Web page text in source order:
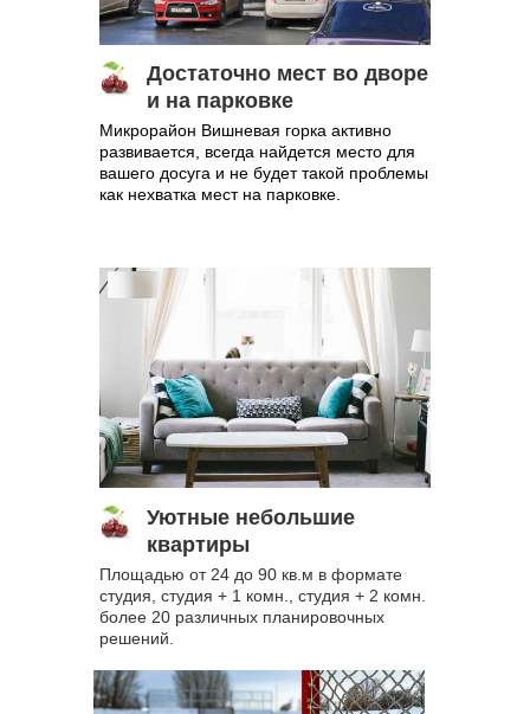
Микрорайон Вишневая горка активно
развивается, всегда найдется место для
вашего досуга и не будет такой проблемы
как нехватка мест на парковке.
Уютные небольшие
квартиры
Площадью от 24 до 90 кв.м в формате
студия, студия + 1 комн., студия + 2 комн.
более 20 различных планировочных
решений.
Достаточно мест во дворе
и на парковке